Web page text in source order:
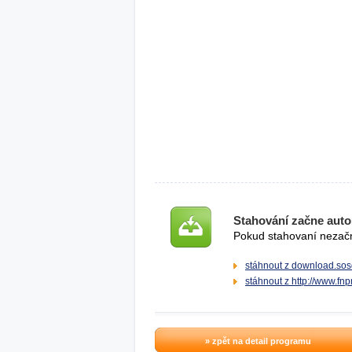
Stahování začne
Pokud stahovaní
stáhnout z
stáhnout z http://
» zpět na detail programu